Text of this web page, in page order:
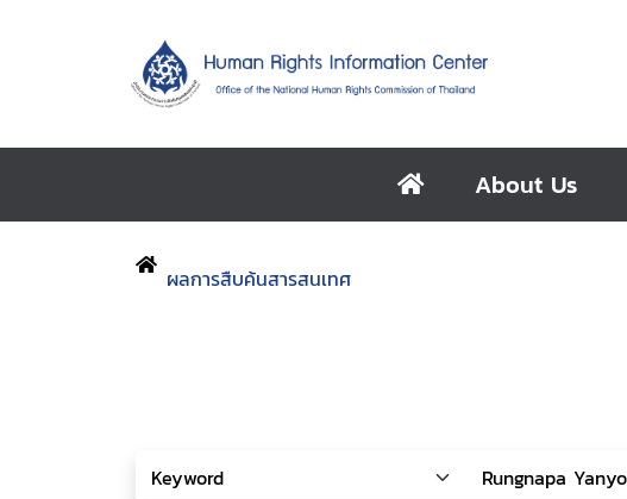
About Us
ผลการสืบค้นสารสนเทศ